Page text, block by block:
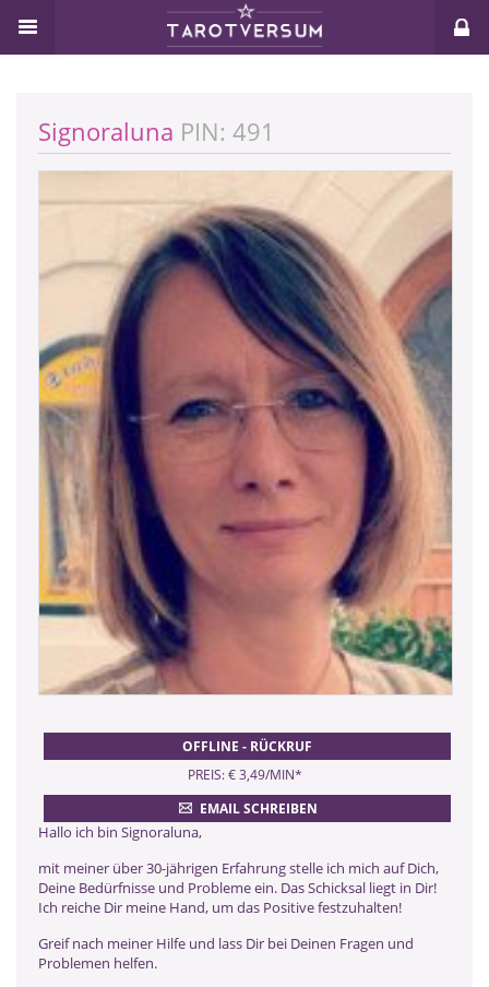
Signoraluna PIN: 491
OFFLINE - RÜCKRUF
PREIS: € 3,49/MIN*
EMAIL SCHREIBEN
Hallo ich bin Signoraluna,
mit meiner über 30-jährigen Erfahrung stelle ich mich auf Dich,
Deine Bedürfnisse und Probleme ein. Das Schicksal liegt in Dir!
Ich reiche Dir meine Hand, um das Positive festzuhalten!
Greif nach meiner Hilfe und lass Dir bei Deinen Fragen und
Problemen helfen.